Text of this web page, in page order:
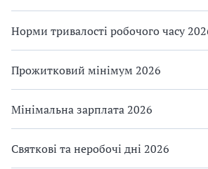
Норми тривалості робочого часу
Прожитковий мінімум 2026
Мінімальна зарплата 2026
Святкові та неробочі дні 2026